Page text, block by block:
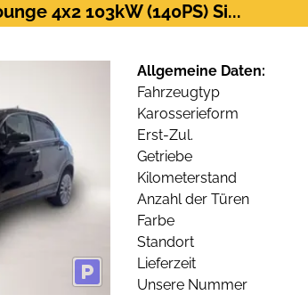
4x2 103kW (140PS) Si...
Allgemeine Daten:
Fahrzeugtyp
Karosserieform
Erst-Zul.
Getriebe
Kilometerstand
Anzahl der Türen
Farbe
Standort
Lieferzeit
Unsere Nummer